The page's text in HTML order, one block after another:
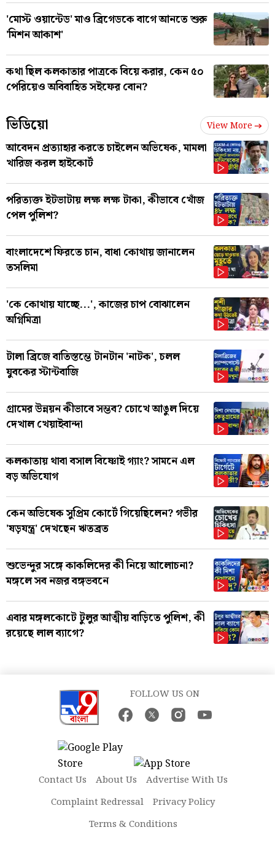
'মোস্ট ওয়ান্টেড' মাও ব্রিগেডকে বাগে আনতে শুরু
'মিশন আকাশ'
কথা ছিল কলকাতার পাত্রকে বিয়ে করার, কেন ৫০
পেরিয়েও অবিবাহিত সইফের বোন?
ভিডিয়ো View More
আবেদন প্রত্যাহার করতে চাইলেন অভিষেক, মামলা
খারিজ করল হাইকোর্ট
পরিত্যক্ত ইটভাটায় লক্ষ লক্ষ টাকা, কীভাবে খোঁজ
পেল পুলিশ?
বাংলাদেশে ফিরতে চান, বাধা কোথায় জানালেন
তসলিমা
'কে কোথায় যাচ্ছে...', কাজের চাপ বোঝালেন
অগ্নিমিত্রা
টালা ব্রিজে বাতিস্তম্ভে টানটান 'নাটক', চলল
যুবকের স্টান্টবাজি
গ্রামের উন্নয়ন কীভাবে সম্ভব? চোখে আঙুল দিয়ে
দেখাল খেয়াইবান্দা
কলকাতায় থাবা বসাল বিষ্ণোই গ্যাং? সামনে এল
বড় অভিযোগ
কেন অভিষেক সুপ্রিম কোর্টে গিয়েছিলেন? গভীর
'ষড়যন্ত্র' দেখছেন ঋতব্রত
শুভেন্দুর সঙ্গে কাকলিদের কী নিয়ে আলোচনা?
মঙ্গলে সব নজর বঙ্গভবনে
এবার মঙ্গলকোটে টুলুর আত্মীয় বাড়িতে পুলিশ, কী
রয়েছে লাল ব্যাগে?
FOLLOW US ON
Contact Us About Us
Advertise With Us
Complaint Redressal
Privacy Policy
Terms & Conditions